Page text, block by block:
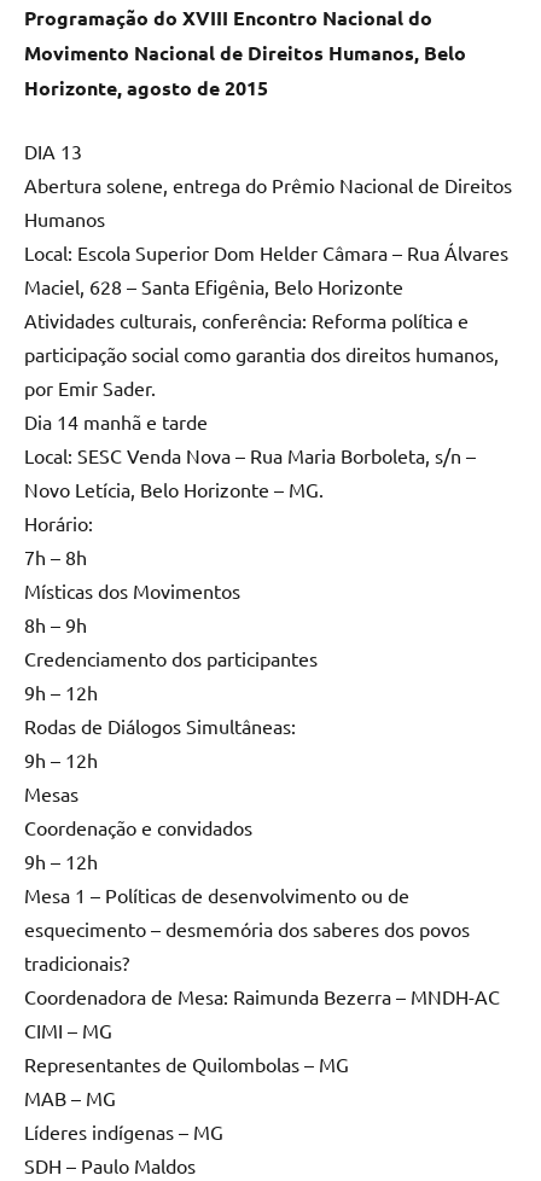
Programação do XVIII Encontro Nacional do
Movimento Nacional de Direitos Humanos, Belo
Horizonte, agosto de 2015
DIA 13
Abertura solene, entrega do Prêmio Nacional de Direitos
Humanos
Local: Escola Superior Dom Helder Câmara – Rua Álvares
Maciel, 628 – Santa Efigênia, Belo Horizonte
Atividades culturais, conferência: Reforma política e
participação social como garantia dos direitos humanos,
por Emir Sader.
Dia 14 manhã e tarde
Local: SESC Venda Nova – Rua Maria Borboleta, s/n –
Novo Letícia, Belo Horizonte – MG.
Horário:
7h – 8h
Místicas dos Movimentos
8h – 9h
Credenciamento dos participantes
9h – 12h
Rodas de Diálogos Simultâneas:
9h – 12h
Mesas
Coordenação e convidados
9h – 12h
Mesa 1 – Políticas de desenvolvimento ou de
esquecimento – desmemória dos saberes dos povos
tradicionais?
Coordenadora de Mesa: Raimunda Bezerra – MNDH-AC
CIMI – MG
Representantes de Quilombolas – MG
MAB – MG
Líderes indígenas – MG
SDH – Paulo Maldos